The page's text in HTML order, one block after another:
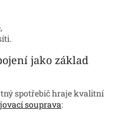
jako základ
spotřebič hraje kvalitní
souprava: